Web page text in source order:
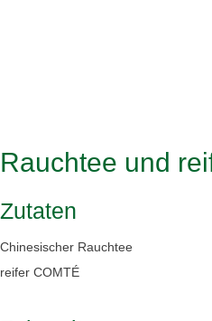
Rauchtee und
Zutaten
Chinesischer Rauchtee
reifer COMTÉ